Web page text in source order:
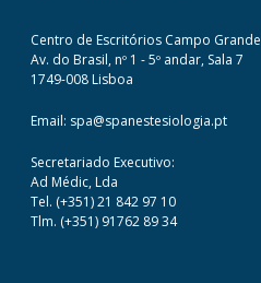
Centro de Escritórios Campo Grande
Av. do Brasil, nº 1 - 5º andar, Sala 7
1749-008 Lisboa
Email: spa@spanestesiologia.pt
Secretariado Executivo:
Ad Médic, Lda
Tel. (+351) 21 842 97 10
Tlm. (+351) 91762 89 34